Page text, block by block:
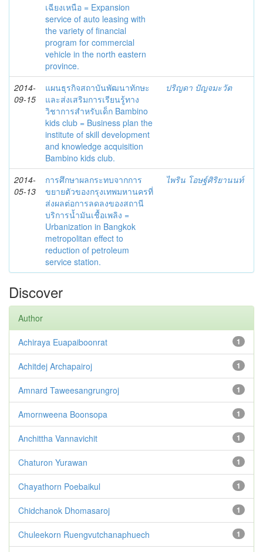
เฉียงเหนือ = Expansion
service of auto leasing with
the variety of financial
program for commercial
vehicle in the north eastern
province.
2014-
09-15
แผนธุรกิจสถาบันพัฒนาทักษะ
และส่งเสริมการเรียนรู้ทาง
วิชาการสำหรับเด็ก Bambino
kids club = Business plan the
institute of skill development
and knowledge acquisition
Bambino kids club.
ปริญดา ปัญจมะวัต
2014-
05-13
การศึกษาผลกระทบจากการ
ขยายตัวของกรุงเทพมหานครที่
ส่งผลต่อการลดลงของสถานี
บริการน้ำมันเชื้อเพลิง =
Urbanization in Bangkok
metropolitan effect to
reduction of petroleum
service station.
ไพริน โอษฐ์ศิริยานนท์
Discover
Author
1
Achiraya Euapaiboonrat
1
Achitdej Archapairoj
1
Amnard Taweesangrungroj
1
Amornweena Boonsopa
1
Anchittha Vannavichit
1
Chaturon Yurawan
1
Chayathorn Poebaikul
1
Chidchanok Dhomasaroj
1
Chuleekorn Ruengvutchanaphuech